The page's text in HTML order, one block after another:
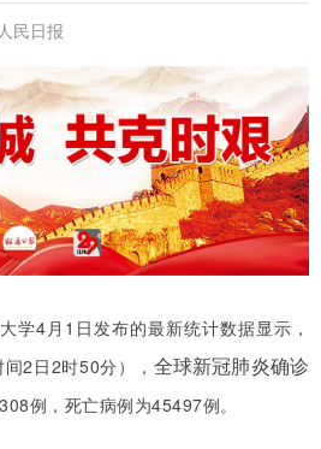
民日报
学4月1日发布的最新统计数据显示，
2日2时50分）， 全球新冠肺炎确诊
例，死亡病例为45497例。